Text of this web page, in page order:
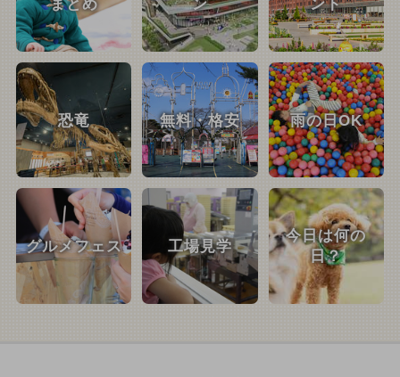
まとめ
ン
ント
恐竜 無料・格安 雨の日OK
グルメフェス 工場見学
今日は何の
日？